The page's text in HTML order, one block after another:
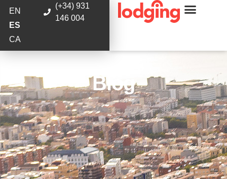
EN
ES
CA
(+34) 931
146 004
Blog